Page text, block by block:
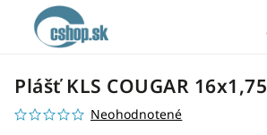
Plášť KLS COUGAR 16x1,75
Neohodnotené